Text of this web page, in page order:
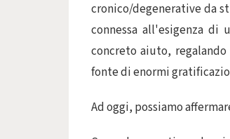
cronico/degenerative da
connessa all'esigenza
concreto aiuto,
fonte di enormi
Ad oggi, possiamo